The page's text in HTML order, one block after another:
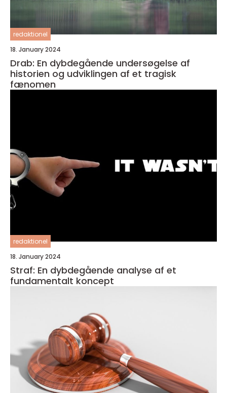
redaktionel
18. January 2024
Drab: En dybdegående undersøgelse af
historien og udviklingen af et tragisk
fænomen
redaktionel
18. January 2024
Straf: En dybdegående analyse af et
fundamentalt koncept